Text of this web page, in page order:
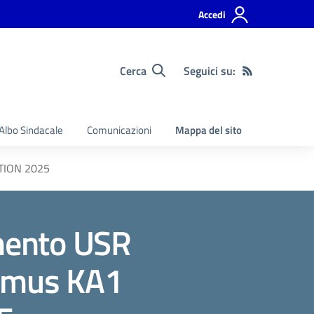
Accedi
Cerca Seguici su:
Sindacale Comunicazioni Mappa del sito
2025
USR
KA1